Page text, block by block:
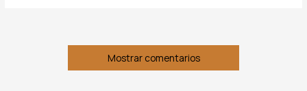
Mostrar comentarios